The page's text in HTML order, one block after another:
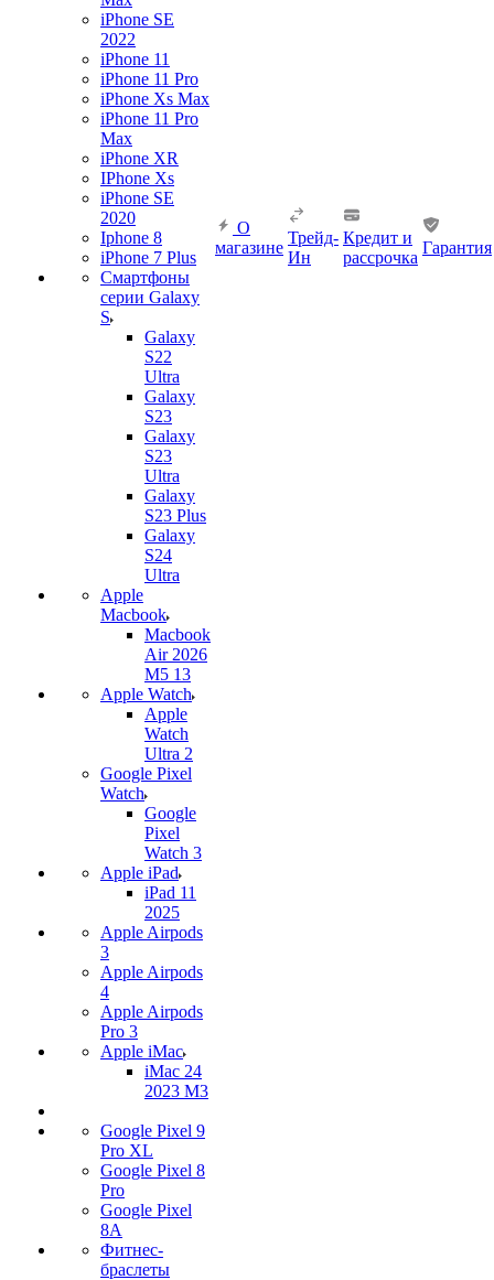
iPhone SE
2022
iPhone 11
iPhone 11 Pro
iPhone Xs Max
iPhone 11 Pro
Max
iPhone XR
IPhone Xs
iPhone SE
2020
Iphone 8
iPhone 7 Plus
Смартфоны
серии Galaxy
S
Galaxy
S22
Ultra
Galaxy
S23
Galaxy
S23
Ultra
Galaxy
S23 Plus
Galaxy
S24
Ultra
Apple
Macbook
Macbook
Air 2026
M5 13
Apple Watch
Apple
Watch
Ultra 2
Google Pixel
Watch
Google
Pixel
Watch 3
Apple iPad
iPad 11
2025
Apple Airpods
3
Apple Airpods
4
Apple Airpods
Pro 3
Apple iMac
iMac 24
2023 M3
Google Pixel 9
Pro XL
Google Pixel 8
Pro
Google Pixel
8A
Фитнес-
браслеты
О
магазине
Трейд-
Ин
Кредит и
рассрочка
Гарантия